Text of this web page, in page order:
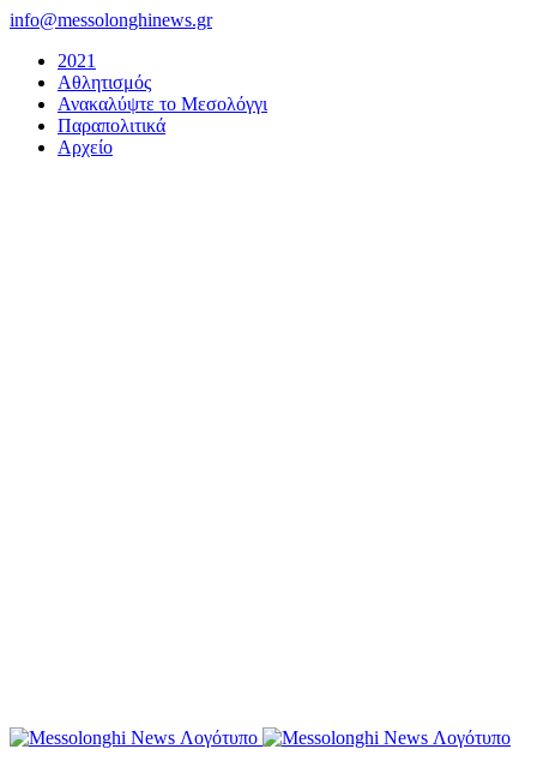
Μετάβαση
περιεχόμενο
info@messolonghinews.gr
2021
Αθλητισμός
Ανακαλύψτε το Μεσολόγγι
Παραπολιτικά
Αρχείο